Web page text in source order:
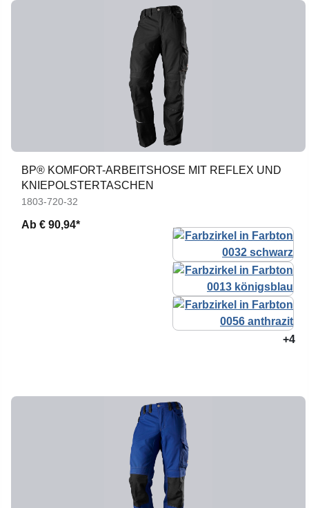
BP® KOMFORT-ARBEITSHOSE MIT REFLEX UND
KNIEPOLSTERTASCHEN
1803-720-32
Ab € 90,94*
+4